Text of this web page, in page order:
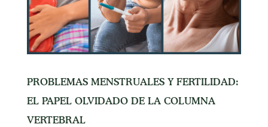
PROBLEMAS MENSTRUALES Y FERTILIDAD:
EL PAPEL OLVIDADO DE LA COLUMNA
VERTEBRAL